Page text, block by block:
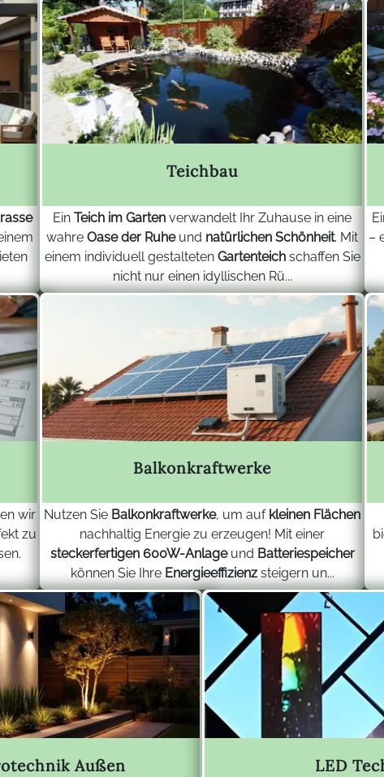
Teichbau
Ein Teich im Garten verwandelt Ihr Zuhause in eine
wahre Oase der Ruheund natürlichen Schönheit. Mit
einem individuell gestalteten Gartenteichschaffen Sie
nicht nur einen idyllischen Rü...
–
wir
zu
Balkonkraftwerke
Nutzen Sie Balkonkraftwerke, um auf kleinen Flächen
nachhaltig Energie zu erzeugen! Mit einer
steckerfertigen 600W-Anlageund Batteriespeicher
können Sie Ihre Energieeffizienzsteigern un...
Außen LED